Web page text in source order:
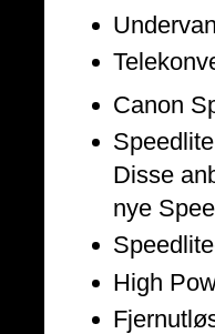
Canon
Disse
nye
High